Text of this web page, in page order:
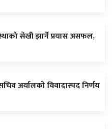
संस्थाको सेखी झार्ने प्रयास असफल,
अर्यालको विवादास्पद निर्णय